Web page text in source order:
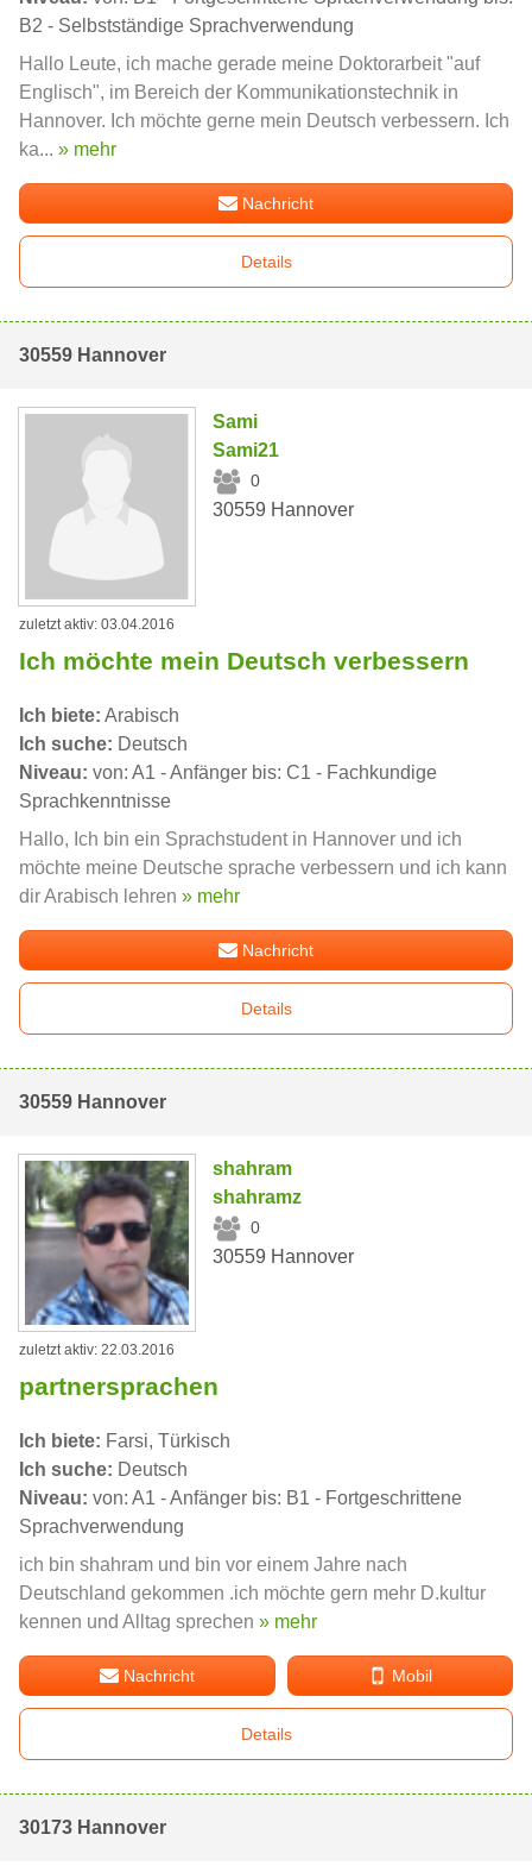
B2 - Selbstständige Sprachverwendung
Hallo Leute, ich mache gerade meine Doktorarbeit "auf
Englisch", im Bereich der Kommunikationstechnik in
Hannover. Ich möchte gerne mein Deutsch verbessern. Ich
ka... » mehr
Nachricht
Details
30559 Hannover
Sami
Sami21
0
30559 Hannover
zuletzt aktiv: 03.04.2016
Ich möchte mein Deutsch verbessern
Ich biete: Arabisch
Ich suche: Deutsch
Niveau: von: A1 - Anfänger bis: C1 - Fachkundige
Sprachkenntnisse
Hallo, Ich bin ein Sprachstudent in Hannover und ich
möchte meine Deutsche sprache verbessern und ich kann
dir Arabisch lehren » mehr
Nachricht
Details
30559 Hannover
shahram
shahramz
0
30559 Hannover
zuletzt aktiv: 22.03.2016
partnersprachen
Ich biete: Farsi, Türkisch
Ich suche: Deutsch
Niveau: von: A1 - Anfänger bis: B1 - Fortgeschrittene
Sprachverwendung
ich bin shahram und bin vor einem Jahre nach
Deutschland gekommen .ich möchte gern mehr D.kultur
kennen und Alltag sprechen » mehr
Nachricht Mobil
Details
30173 Hannover